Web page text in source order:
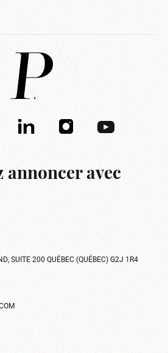
annoncer avec
SUITE 200 QUÉBEC (QUÉBEC) G2J 1R4